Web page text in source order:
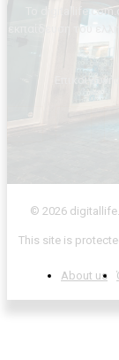
Το
εκπαίδευση του
© 2026
This site is
About us